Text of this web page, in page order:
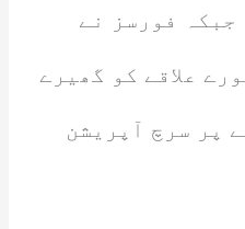
جبکہ فورسز نے
علاقے کو گھیرے
پر سرچ آپریشن